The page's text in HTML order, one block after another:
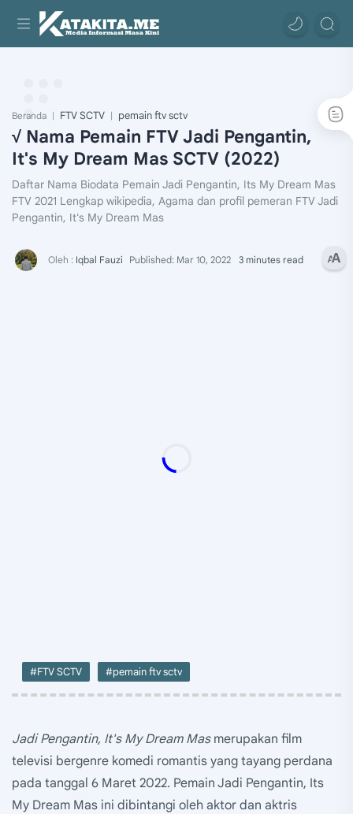
Beranda FTV SCTV pemain ftv sctv
√ Nama Pemain FTV Jadi Pengantin,
It's My Dream Mas SCTV (2022)
Daftar Nama Biodata Pemain Jadi Pengantin, Its My Dream Mas
FTV 2021 Lengkap wikipedia, Agama dan profil pemeran FTV Jadi
Pengantin, It's My Dream Mas
3 minutes read
#FTV SCTV #pemain ftv sctv
Jadi Pengantin, It's My Dream Masmerupakan film
televisi bergenre komedi romantis yang tayang perdana
pada tanggal 6 Maret 2022. Pemain Jadi Pengantin, Its
My Dream Mas ini dibintangi oleh aktor dan aktris